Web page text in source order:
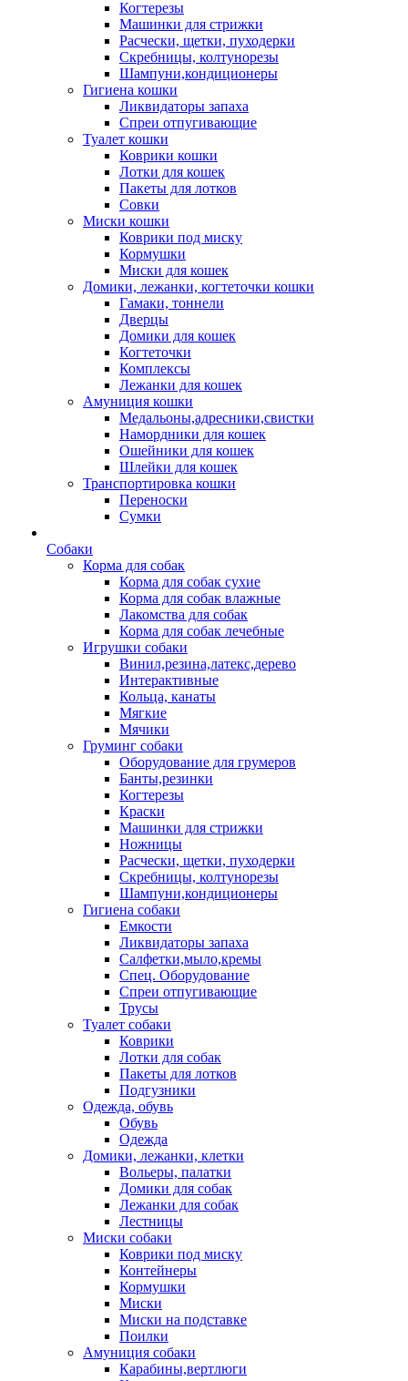
Когтерезы
Машинки для стрижки
Расчески, щетки, пуходерки
Скребницы, колтунорезы
Шампуни,кондиционеры
Гигиена кошки
Ликвидаторы запаха
Спреи отпугивающие
Туалет кошки
Коврики кошки
Лотки для кошек
Пакеты для лотков
Совки
Миски кошки
Коврики под миску
Кормушки
Миски для кошек
Домики, лежанки, когтеточки кошки
Гамаки, тоннели
Дверцы
Домики для кошек
Когтеточки
Комплексы
Лежанки для кошек
Амуниция кошки
Медальоны,адресники,свистки
Намордники для кошек
Ошейники для кошек
Шлейки для кошек
Транспортировка кошки
Переноски
Сумки
Собаки
Корма для собак
Корма для собак сухие
Корма для собак влажные
Лакомства для собак
Корма для собак лечебные
Игрушки собаки
Винил,резина,латекс,дерево
Интерактивные
Кольца, канаты
Мягкие
Мячики
Груминг собаки
Оборудование для грумеров
Банты,резинки
Когтерезы
Краски
Машинки для стрижки
Ножницы
Расчески, щетки, пуходерки
Скребницы, колтунорезы
Шампуни,кондиционеры
Гигиена собаки
Емкости
Ликвидаторы запаха
Салфетки,мыло,кремы
Спец. Оборудование
Спреи отпугивающие
Трусы
Туалет собаки
Коврики
Лотки для собак
Пакеты для лотков
Подгузники
Одежда, обувь
Обувь
Одежда
Домики, лежанки, клетки
Вольеры, палатки
Домики для собак
Лежанки для собак
Лестницы
Миски собаки
Коврики под миску
Контейнеры
Кормушки
Миски
Миски на подставке
Поилки
Амуниция собаки
Карабины,вертлюги